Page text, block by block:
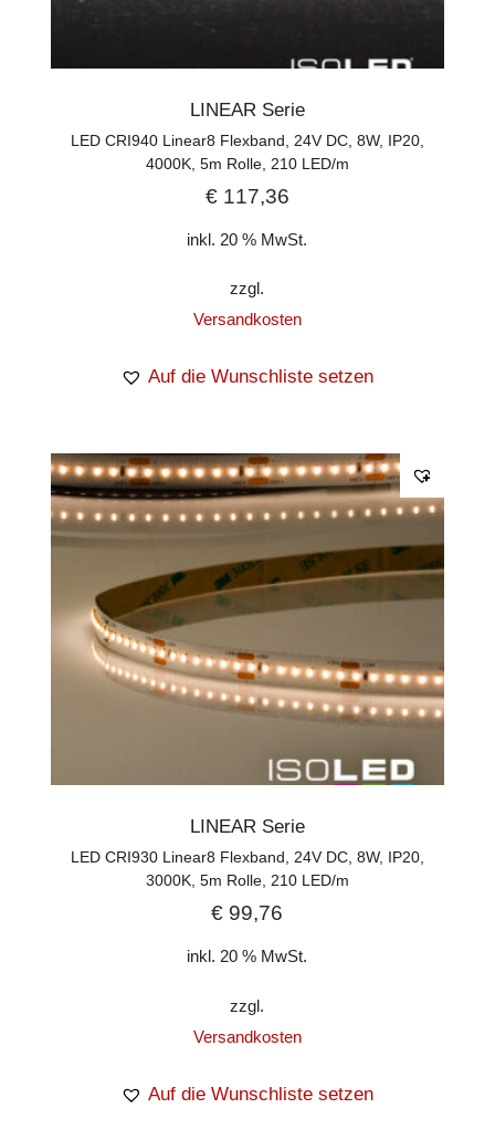
LINEAR Serie
LED CRI940 Linear8 Flexband, 24V DC, 8W, IP20,
4000K, 5m Rolle, 210 LED/m
€117,36
inkl. 20 % MwSt.
zzgl.
Versandkosten
Auf die Wunschliste setzen
LINEAR Serie
LED CRI930 Linear8 Flexband, 24V DC, 8W, IP20,
3000K, 5m Rolle, 210 LED/m
€ 99,76
inkl. 20 % MwSt.
zzgl.
Versandkosten
Auf die Wunschliste setzen